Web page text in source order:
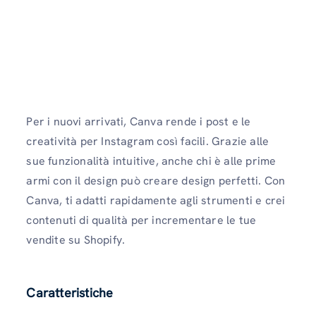
Per i nuovi arrivati, Canva rende i post e le
creatività per Instagram così facili. Grazie alle
sue funzionalità intuitive, anche chi è alle prime
armi con il design può creare design perfetti. Con
Canva, ti adatti rapidamente agli strumenti e crei
contenuti di qualità per incrementare le tue
vendite su Shopify.
Caratteristiche